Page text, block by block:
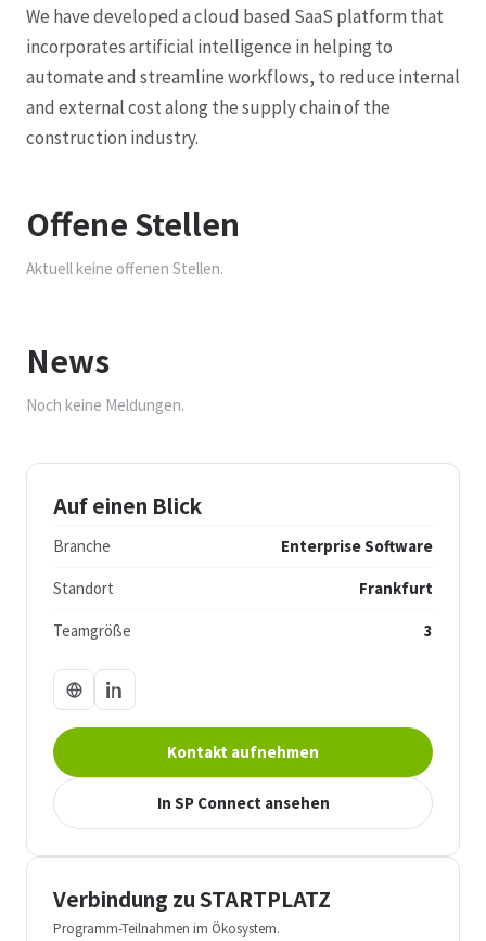
We have developed a cloud based SaaS platform that
incorporates artificial intelligence in helping to
automate and streamline workflows, to reduce internal
and external cost along the supply chain of the
construction industry.
Offene Stellen
Aktuell keine offenen Stellen.
News
Noch keine Meldungen.
Auf einen Blick
Branche Enterprise Software
Standort Frankfurt
Teamgröße 3
Kontakt aufnehmen
In SP Connect ansehen
Verbindung zu STARTPLATZ
Programm-Teilnahmen im Ökosystem.